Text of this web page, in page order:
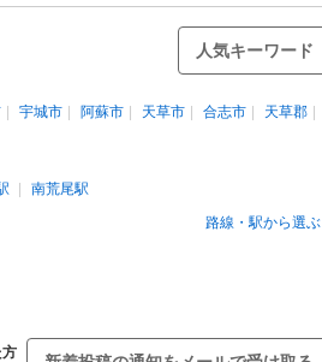
人気キーワード
宇城市 阿蘇市 天草市 合志市 天草郡
南荒尾駅
路線・駅から選ぶ